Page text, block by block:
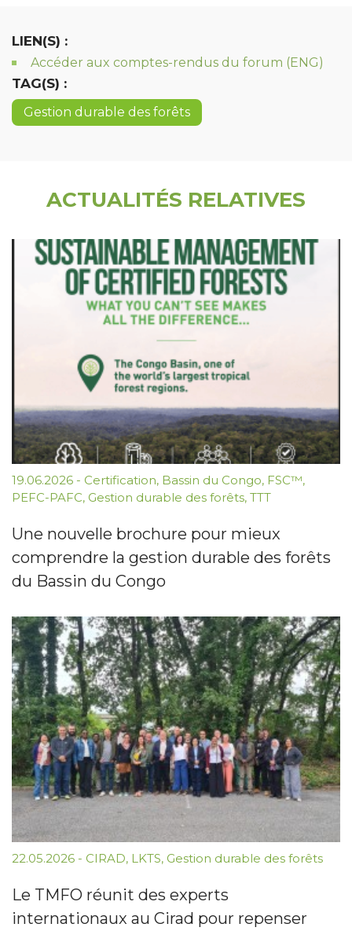
LIEN(S) :
Accéder aux comptes-rendus du forum (ENG)
TAG(S) :
Gestion durable des forêts
ACTUALITÉS RELATIVES
19.06.2026 - Certification, Bassin du Congo, FSC™,
PEFC-PAFC, Gestion durable des forêts, TTT
Une nouvelle brochure pour mieux
comprendre la gestion durable des forêts
du Bassin du Congo
22.05.2026 - CIRAD, LKTS, Gestion durable des forêts
Le TMFO réunit des experts
internationaux au Cirad pour repenser